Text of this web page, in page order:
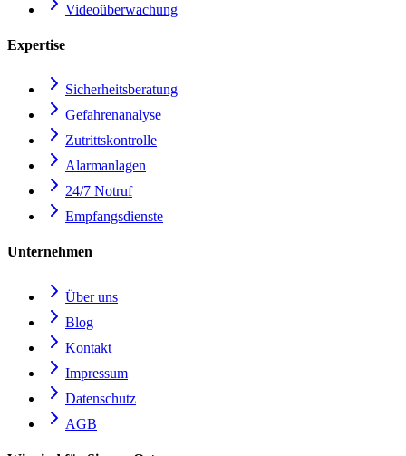
Videoüberwachung
Expertise
Sicherheitsberatung
Gefahrenanalyse
Zutrittskontrolle
Alarmanlagen
24/7 Notruf
Empfangsdienste
Unternehmen
Über uns
Blog
Kontakt
Impressum
Datenschutz
AGB